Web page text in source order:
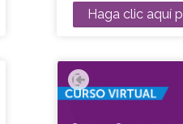
Haga clic aquí